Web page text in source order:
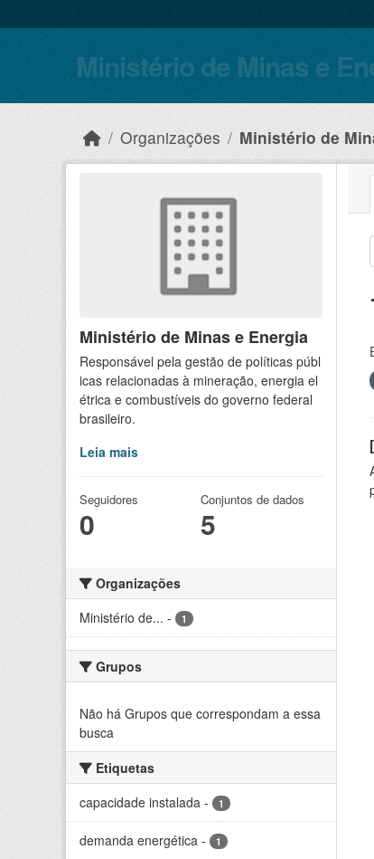
Ministério de Minas e
Organizações Ministério de
Ministério de Minas e Energia
Responsável pela gestão de políticas públ
icas relacionadas à mineração, energia el
étrica e combustíveis do governo federal
brasileiro.
Leia mais
Seguidores
0
Conjuntos de dados
5
Organizações
Ministério de... - 1
Grupos
Não há Grupos que correspondam a essa
busca
Etiquetas
capacidade instalada - 1
demanda energética - 1